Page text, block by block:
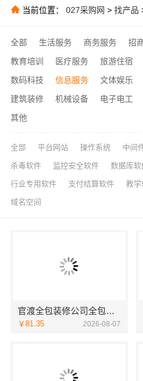
当前位置： 027采购网 > 找产品
全部 生活服务 商务服务 招
教育培训
医疗服务 旅游住宿
数码科技
信息服务 文体娱乐
建筑装修
机械设备 电子电工
其他
全部 平台网站 操作系统 中间
杀毒软件 监控安全软件 数据库软
行业专用软件 支付结算软件 教学
域名空间
官渡全包装修公司全包价格，云南至高新型建材有限公司闭口合同
￥81.35 2026-08-07